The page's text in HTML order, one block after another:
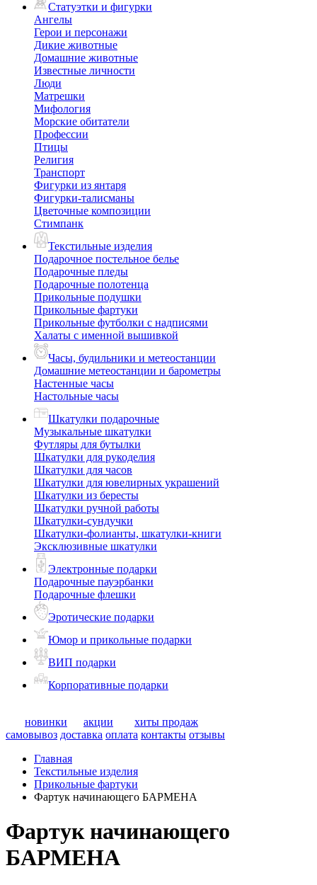
Статуэтки и фигурки
Ангелы
Герои и персонажи
Дикие животные
Домашние животные
Известные личности
Люди
Матрешки
Мифология
Морские обитатели
Профессии
Птицы
Религия
Транспорт
Фигурки из янтаря
Фигурки-талисманы
Цветочные композиции
Стимпанк
Текстильные изделия
Подарочное постельное белье
Подарочные пледы
Подарочные полотенца
Прикольные подушки
Прикольные фартуки
Прикольные футболки с надписями
Халаты с именной вышивкой
Часы, будильники и метеостанции
Домашние метеостанции и барометры
Настенные часы
Настольные часы
Шкатулки подарочные
Музыкальные шкатулки
Футляры для бутылки
Шкатулки для рукоделия
Шкатулки для часов
Шкатулки для ювелирных украшений
Шкатулки из бересты
Шкатулки ручной работы
Шкатулки-сундучки
Шкатулки-фолианты, шкатулки-книги
Эксклюзивные шкатулки
Электронные подарки
Подарочные пауэрбанки
Подарочные флешки
Эротические подарки
Юмор и прикольные подарки
ВИП подарки
Корпоративные подарки
новинки акции
хиты продаж
самовывоз доставка оплата контакты отзывы
Главная
Текстильные изделия
Прикольные фартуки
Фартук начинающего БАРМЕНА
Фартук начинающего
БАРМЕНА